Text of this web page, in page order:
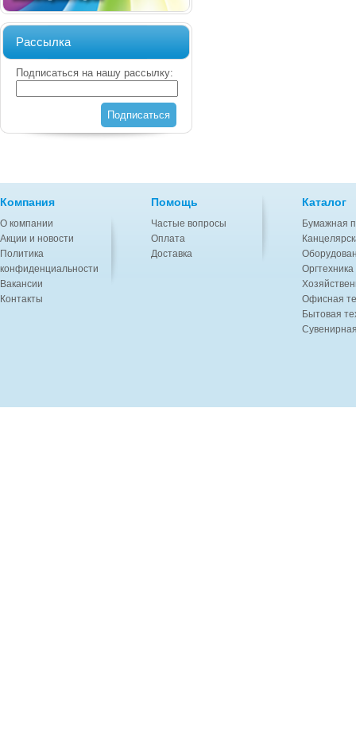
Рассылка
Подписаться на нашу рассылку:
Подписаться
Компания
О компании
Акции и новости
Политика
конфиденциальности
Вакансии
Контакты
Помощь
Частые вопросы
Оплата
Доставка
Каталог
Бумажная
Офисная
Бытовая